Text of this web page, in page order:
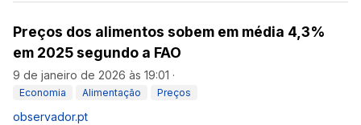
Preços dos alimentos sobem em média 4,3%
em 2025 segundo a FAO
9 de janeiro de 2026 às 19:01 ·
Economia Alimentação Preços
observador.pt